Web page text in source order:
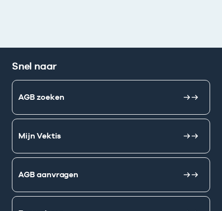
Snel naar
AGB zoeken
Mijn Vektis
AGB aanvragen